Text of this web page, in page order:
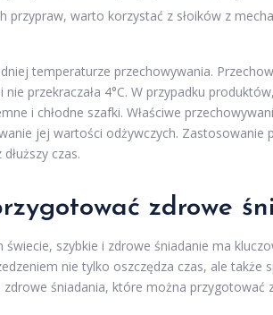
przypraw, warto korzystać z słoików z
temperaturze przechowywania.
nie przekraczała 4°C. W przypadku
i chłodne szafki. Właściwe
jej wartości odżywczych. Zastosowanie
czas.
zdrowe
świecie, szybkie i zdrowe śniadanie ma
nie tylko oszczędza czas, ale
śniadania, które można przygotować